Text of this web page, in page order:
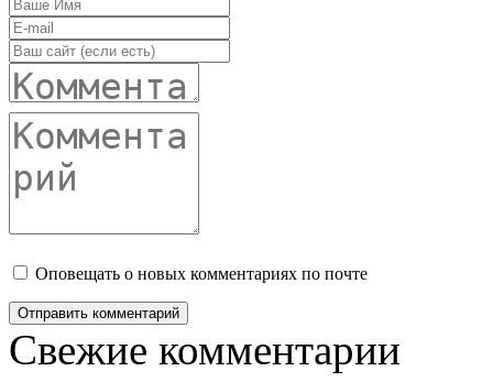
Оповещать о новых комментариях по почте
Свежие комментарии